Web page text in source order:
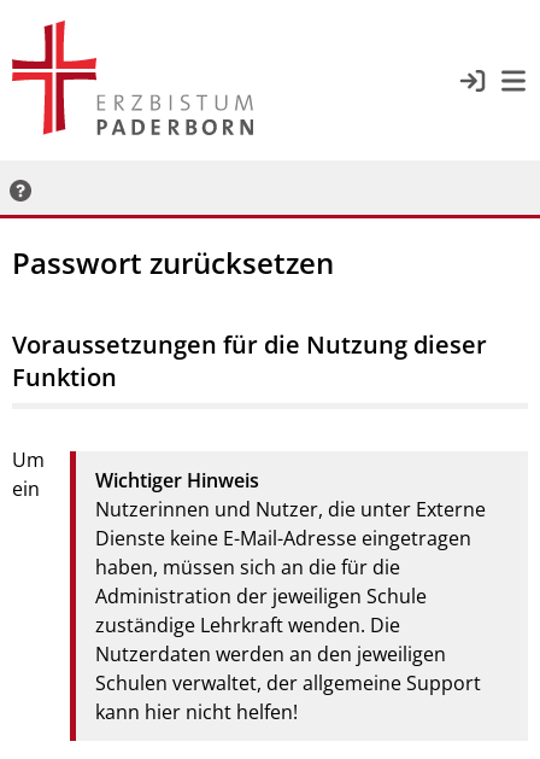
Passwort zurücksetzen
Voraussetzungen für die Nutzung dieser
Funktion
Wichtiger Hinweis
Nutzerinnen und Nutzer, die unter Externe
Dienste keine E-Mail-Adresse eingetragen
haben, müssen sich an die für die
Administration der jeweiligen Schule
zuständige Lehrkraft wenden. Die
Nutzerdaten werden an den jeweiligen
Schulen verwaltet, der allgemeine Support
kann hier nicht helfen!
Um
ein